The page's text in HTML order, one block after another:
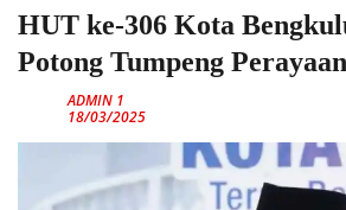
HUT ke-306 Kota
Potong Tumpeng
ADMIN 1
18/03/2025